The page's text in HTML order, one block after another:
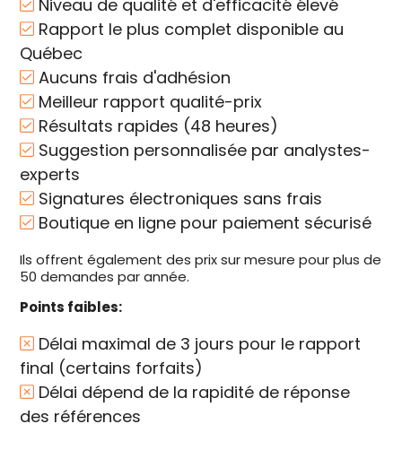
Niveau de qualité et d'efficacité élevé
Rapport le plus complet disponible au
Québec
Aucuns frais d'adhésion
Meilleur rapport qualité-prix
Résultats rapides (48 heures)
Suggestion personnalisée par analystes-
experts
Signatures électroniques sans frais
Boutique en ligne pour paiement sécurisé
Ils offrent également des prix sur mesure pour plus de
50 demandes par année.
Points faibles:
Délai maximal de 3 jours pour le rapport
final (certains forfaits)
Délai dépend de la rapidité de réponse
des références